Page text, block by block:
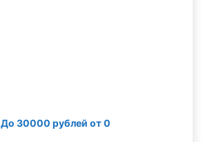
До 30000 рублей от 0